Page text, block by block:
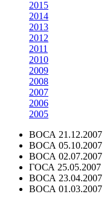
2015
2014
2013
2012
2011
2010
2009
2008
2007
2006
2005
ВОСА 21.12.2007
ВОСА 05.10.2007
ВОСА 02.07.2007
ГОСА 25.05.2007
ВОСА 23.04.2007
ВОСА 01.03.2007